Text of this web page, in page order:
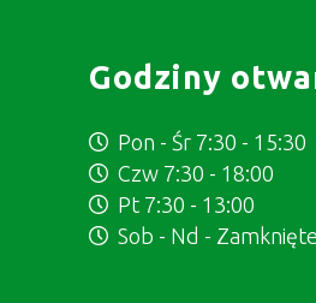
Godziny
Pon - Śr 7:30 - 15:30
Czw 7:30 - 18:00
Pt 7:30 - 13:00
Sob - Nd - Zamknięte